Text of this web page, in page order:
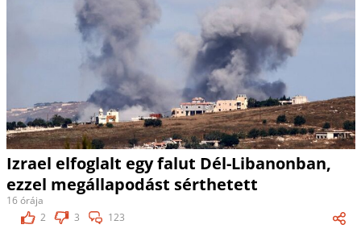
Izrael elfoglalt egy falut Dél-Libanonban,
ezzel megállapodást sérthetett
16 órája
2
3 123